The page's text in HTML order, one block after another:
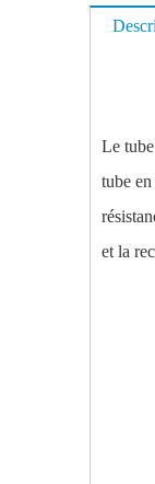
Le
tube
et la